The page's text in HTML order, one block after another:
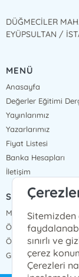
DÜĞMECİLER
EYÜPSULTAN /
MENÜ
Anasayfa
Değerler Eğitimi
Yayınlarımız
Yazarlarımız
Fiyat Listesi
Banka Hesapları
İletişim
SÖZLEŞMELER
Mesafeli Satış
Ön Bilgilendirme
Ödeme ve Teslimat
Gizlilik ve Güvenlik
Sitemizden
sınırlı ve
çerez
Çerezleri